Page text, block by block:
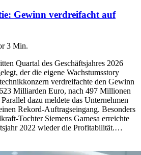
Gewinn verdreifacht auf
3 Min.
Quartal des Geschäftsjahres 2026
der die eigene Wachstumsstory
verdreifachte den Gewinn
Milliarden Euro, nach 497 Millionen
dazu meldete das Unternehmen
Rekord-Auftragseingang. Besonders
Tochter Siemens Gamesa erreichte
2022 wieder die Profitabilität.…